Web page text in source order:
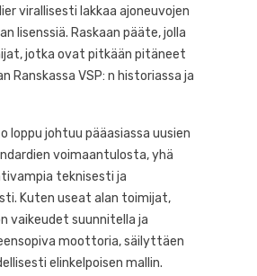
virallisesti lakkaa ajoneuvojen
lisenssiä. Raskaan pääte, jolla
jotka ovat pitkään pitäneet
Ranskassa VSP: n historiassa ja
loppu johtuu pääasiassa uusien
voimaantulosta, yhä
teknisesti ja
Kuten useat alan toimijat,
vaikeudet suunnitella ja
moottoria, säilyttäen
elinkelpoisen mallin.